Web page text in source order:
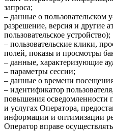
запроса;
– данные о пользовательском
разрешение, версия и другие
пользовательское устройство);
– пользовательские клики,
полей, показы и просмотры
– данные, характеризующие
– параметры сессии;
– данные о времени
– идентификатор
повышения осведомленности
и услугах Оператора,
информации и оптимизации
Оператор вправе